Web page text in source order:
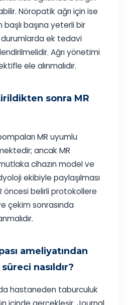
Nöropatik ağrı için ise
başına yeterli bir
ek tedavi
Ağrı yönetimi
ele alınmalıdır.
sonra MR
MR uyumlu
ancak MR
cihazın model ve
ekibiyle paylaşılması
öncesi belirli protokollere
çekim sonrasında
ameliyatından
nasıldır?
hastaneden taburculuk